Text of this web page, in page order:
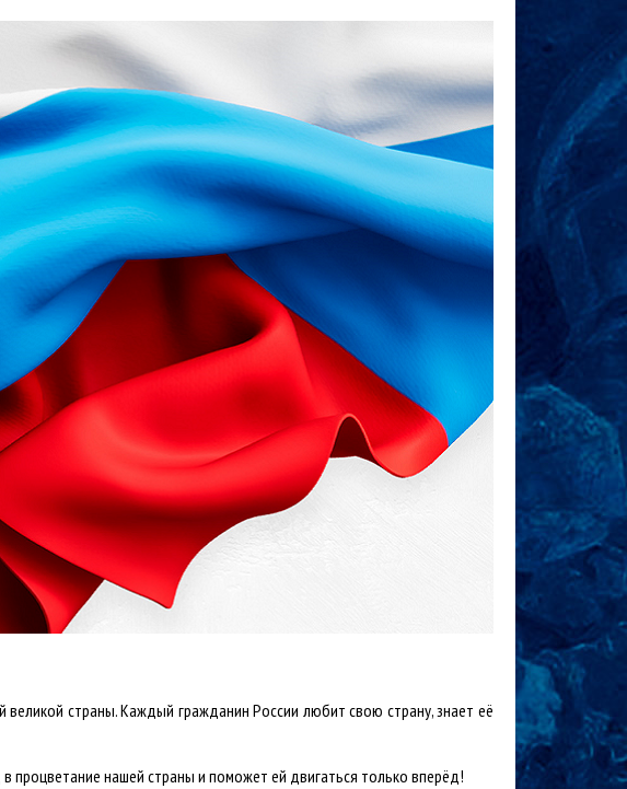
страны. Каждый гражданин России любит свою страну, знает её
процветание нашей страны и поможет ей двигаться только вперёд!